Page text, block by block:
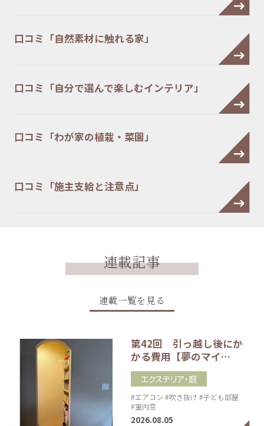
口コミ「自然素材に触れる家」
口コミ「自分で選んで楽しむインテリア」
口コミ「わが家の植栽・菜園」
口コミ「施主支給と注意点」
連載記事
連載一覧を見る
第42回 引っ越し後にか
かる費用【夢のマイ…
エクステリア・庭
#エアコン #吹き抜け #子ども部屋
#室内窓
2026.08.05